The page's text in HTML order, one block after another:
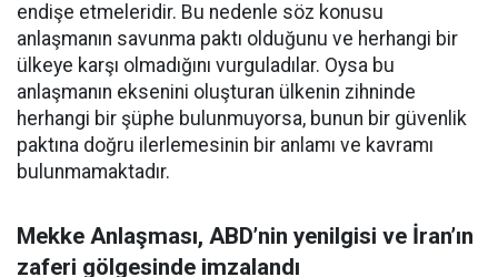
endişe etmeleridir. Bu nedenle söz konusu
anlaşmanın savunma paktı olduğunu ve herhangi bir
ülkeye karşı olmadığını vurguladılar. Oysa bu
anlaşmanın eksenini oluşturan ülkenin zihninde
herhangi bir şüphe bulunmuyorsa, bunun bir güvenlik
paktına doğru ilerlemesinin bir anlamı ve kavramı
bulunmamaktadır.
Mekke Anlaşması, ABD’nin yenilgisi ve İran’ın
zaferi gölgesinde imzalandı